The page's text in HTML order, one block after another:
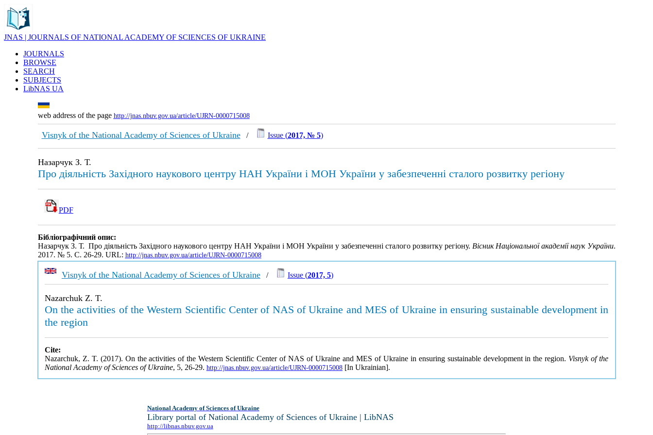
JNAS | JOURNALS OF NATIONAL ACADEMY OF SCIENCES OF UKRAINE
JOURNALS
BROWSE
SEARCH
SUBJECTS
LibNAS UA
web address of the page http://jnas.nbuv.gov.ua/article/UJRN-0000715008
Visnyk of the National Academy of Sciences of Ukraine/ Issue (2017, № 5)
Назарчук З. Т.
Про діяльність Західного наукового центру НАН України і МОН України у забезпеченні сталого розвитку регіону
PDF
Бібліографічний опис:
Назарчук З. Т. Про діяльність Західного наукового центру НАН України і МОН України у забезпеченні сталого розвитку регіону.Вісник Національної академії наук України.
2017. № 5. С. 26-29. URL: http://jnas.nbuv.gov.ua/article/UJRN-0000715008
Visnyk of the National Academy of Sciences of Ukraine/ Issue (2017, 5)
Nazarchuk Z. T.
On the activities of the Western Scientific Center of NAS of Ukraine and MES of Ukraine in ensuring sustainable development in
the region
Cite:
Nazarchuk, Z. T. (2017). On the activities of the Western Scientific Center of NAS of Ukraine and MES of Ukraine in ensuring sustainable development in the region. Visnyk of the
National Academy of Sciences of Ukraine, 5, 26-29. http://jnas.nbuv.gov.ua/article/UJRN-0000715008[In Ukrainian].
National Academy of Sciences of Ukraine
Library portal of National Academy of Sciences of Ukraine | LibNAS
http://libnas.nbuv.gov.ua